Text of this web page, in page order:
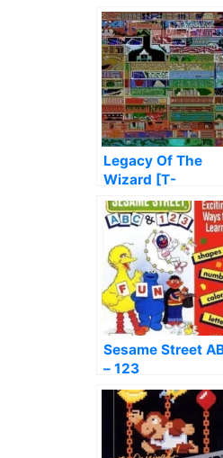
Legacy Of The
Wizard [T-
Span0.99]
Sesame Street
– 123